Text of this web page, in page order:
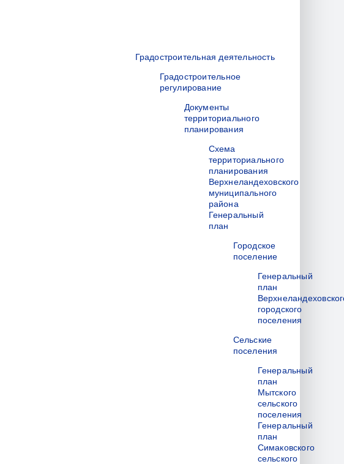
Градостроительная деятельность
Градостроительное
регулирование
Документы
территориального
планирования
Схема
территориального
планирования
Верхнеландеховского
муниципального
района
Генеральный
план
Городское
поселение
Генеральный
план
городского
поселения
Сельские
поселения
Генеральный
план
Мытского
сельского
поселения
Генеральный
план
Симаковского
сельского